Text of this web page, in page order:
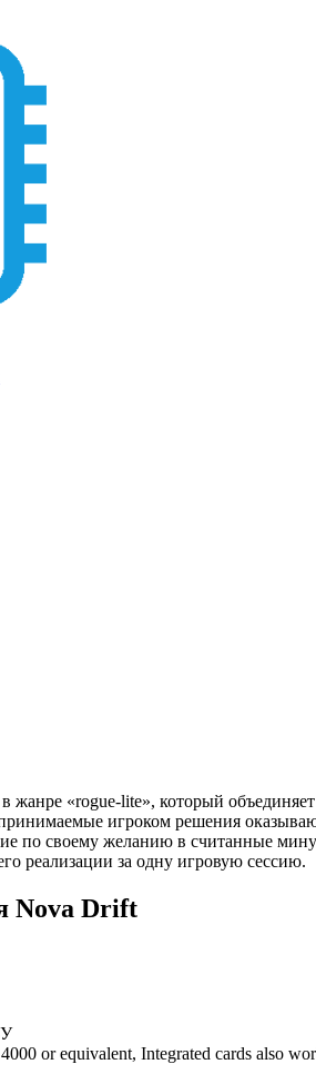
жанре «rogue-lite», который
игроком решения
по своему желанию в считанные
реализации за одну игровую сессию.
Nova Drift
or equivalent, Integrated cards also